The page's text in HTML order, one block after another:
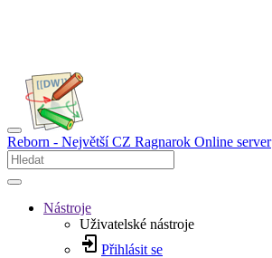
Reborn - Největší CZ Ragnarok Online server
Nástroje
Uživatelské nástroje
Přihlásit se